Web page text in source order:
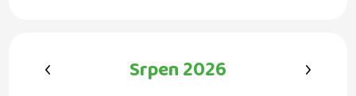
Srpen 2026